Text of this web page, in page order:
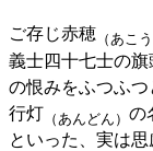
ご存じ赤穂 （あこう
義士四十七士の
の恨みをふつふ
行灯 （あんどん） の
といった、実は